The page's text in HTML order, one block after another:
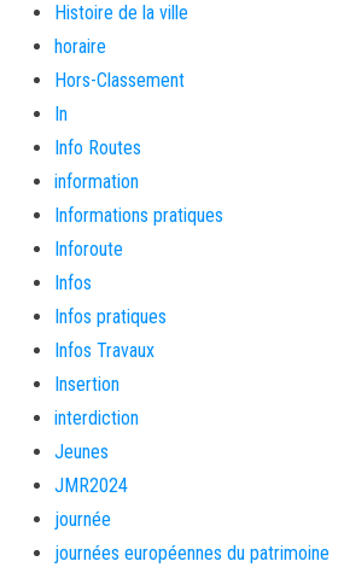
Histoire de la ville
horaire
Hors-Classement
In
Info Routes
information
Informations pratiques
Inforoute
Infos
Infos pratiques
Infos Travaux
Insertion
interdiction
Jeunes
JMR2024
journée
journées européennes du patrimoine